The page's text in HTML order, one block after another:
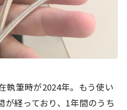
執筆時が2024年。もう使い
が経っており、1年間のうち